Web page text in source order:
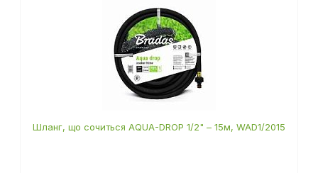
Шланг, що сочиться AQUA-DROP 1/2" – 15м, WAD1/2015